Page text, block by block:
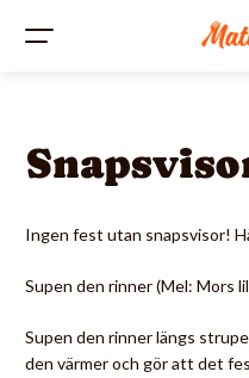
Ingen fest utan snapsvisor!
Supen den rinner (Mel: Mors
Supen den rinner längs
den värmer och gör att det